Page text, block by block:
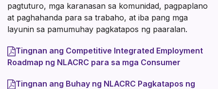
pagtuturo, mga karanasan sa komunidad, pagpaplano
at paghahanda para sa trabaho, at iba pang mga
layunin sa pamumuhay pagkatapos ng paaralan.
Tingnan ang Competitive Integrated Employment
Roadmap ng NLACRC para sa mga Consumer
Tingnan ang Buhay ng NLACRC Pagkatapos ng